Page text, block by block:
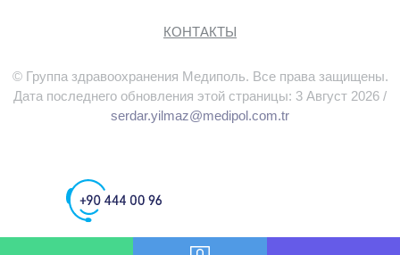
КОНТАКТЫ
© Группа здравоохранения Медиполь. Все права защищены.
Дата последнего обновления этой страницы: 3 Август 2026 /
serdar.yilmaz@medipol.com.tr